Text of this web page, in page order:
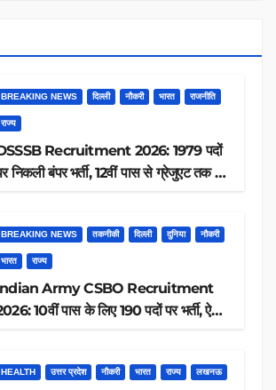
BREAKING NEWS दिल्ली नौकरी भारत राजनीति
राज्य
Recruitment 2026: 1979 पदों
निकली बंपर भर्ती, 12वीं पास से ग्रेजुएट तक करें
BREAKING NEWS तकनीकी दिल्ली दुनिया नौकरी
भारत राज्य
Army CSBO Recruitment
10वीं पास के लिए 190 पदों पर भर्ती, ऐसे
HEALTH उत्तर प्रदेश नौकरी भारत राज्य लखनऊ